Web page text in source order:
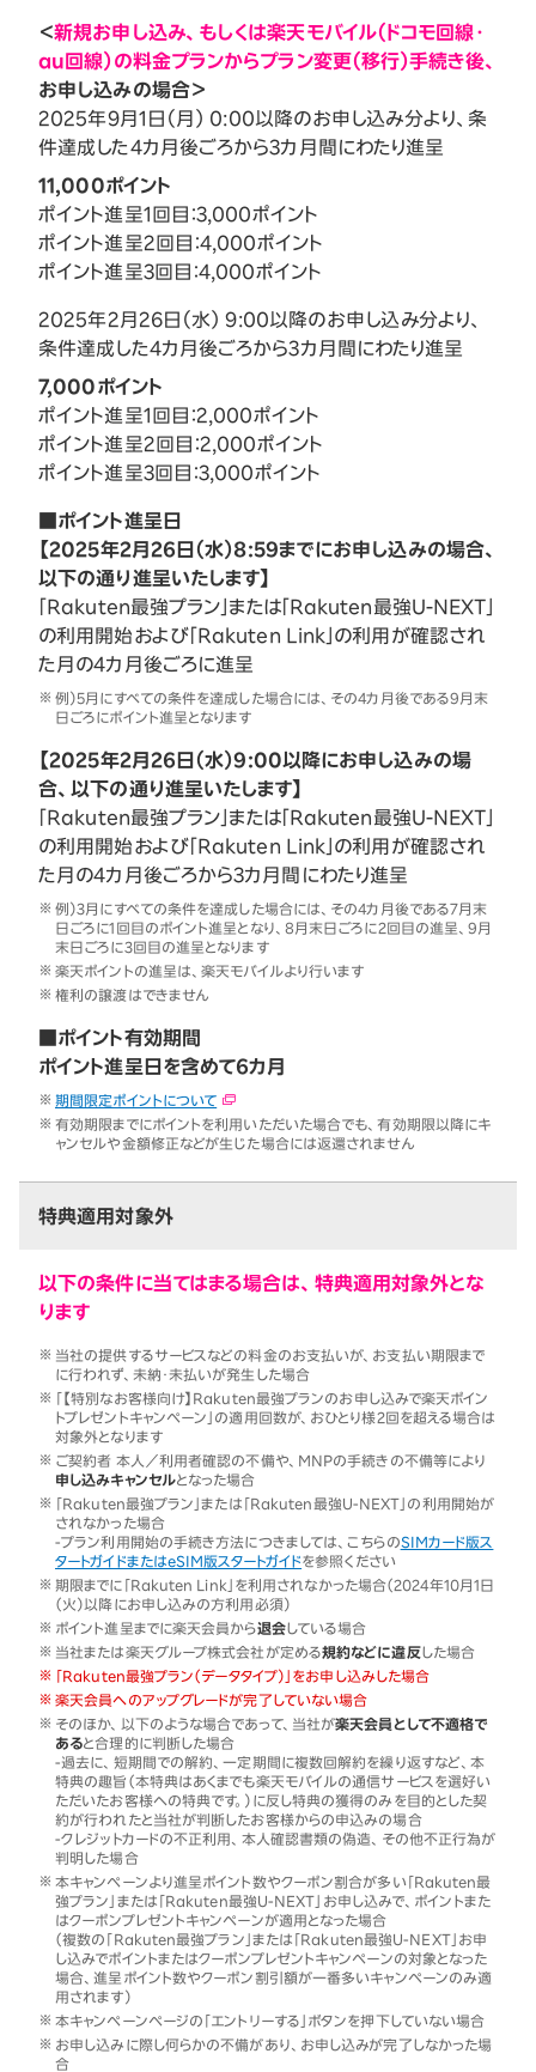
＜新規お申し込み、もしくは楽天モバイル（ドコモ回線・
au回線）の料金プランからプラン変更（移行）手続き後、
お申し込みの場合＞
2025年9月1日（月） 0:00以降のお申し込み分より、条
件達成した4カ月後ごろから3カ月間にわたり進呈
11,000ポイント
ポイント進呈1回目：3,000ポイント
ポイント進呈2回目：4,000ポイント
ポイント進呈3回目：4,000ポイント
2025年2月26日（水） 9:00以降のお申し込み分より、
条件達成した4カ月後ごろから3カ月間にわたり進呈
7,000ポイント
ポイント進呈1回目：2,000ポイント
ポイント進呈2回目：2,000ポイント
ポイント進呈3回目：3,000ポイント
■ポイント進呈日
【2025年2月26日（水）8:59までにお申し込みの場合、
以下の通り進呈いたします】
「Rakuten最強プラン」または「Rakuten最強U-NEXT」
の利用開始および「Rakuten Link」の利用が確認され
た月の4カ月後ごろに進呈
例）5月にすべての条件を達成した場合には、その4カ月後である9月末
日ごろにポイント進呈となります
【2025年2月26日（水）9:00以降にお申し込みの場
合、以下の通り進呈いたします】
「Rakuten最強プラン」または「Rakuten最強U-NEXT」
の利用開始および「Rakuten Link」の利用が確認され
た月の4カ月後ごろから3カ月間にわたり進呈
例）3月にすべての条件を達成した場合には、その4カ月後である7月末
日ごろに1回目のポイント進呈となり、8月末日ごろに2回目の進呈、9月
末日ごろに3回目の進呈となります
楽天ポイントの進呈は、楽天モバイルより行います
権利の譲渡はできません
■ポイント有効期間
ポイント進呈日を含めて6カ月
期間限定ポイントについて
有効期限までにポイントを利用いただいた場合でも、有効期限以降にキ
ャンセルや金額修正などが生じた場合には返還されません
特典適用対象外
以下の条件に当てはまる場合は、特典適用対象外とな
ります
当社の提供するサービスなどの料金のお支払いが、お支払い期限まで
に行われず、未納・未払いが発生した場合
「【特別なお客様向け】Rakuten最強プランのお申し込みで楽天ポイン
トプレゼントキャンペーン」の適用回数が、おひとり様2回を超える場合は
対象外となります
ご契約者 本人／利用者確認の不備や、MNPの手続きの不備等により
申し込みキャンセルとなった場合
「Rakuten最強プラン」または「Rakuten最強U-NEXT」の利用開始が
されなかった場合
-プラン利用開始の手続き方法につきましては、こちらのSIMカード版ス
タートガイドまたはeSIM版スタートガイドを参照ください
期限までに「Rakuten Link」を利用されなかった場合（2024年10月1日
（火）以降にお申し込みの方利用必須）
ポイント進呈までに楽天会員から退会している場合
当社または楽天グループ株式会社が定める規約などに違反した場合
「Rakuten最強プラン（データタイプ）」をお申し込みした場合
楽天会員へのアップグレードが完了していない場合
そのほか、以下のような場合であって、当社が楽天会員として不適格で
あると合理的に判断した場合
-過去に、短期間での解約、一定期間に複数回解約を繰り返すなど、本
特典の趣旨（本特典はあくまでも楽天モバイルの通信サービスを選好い
ただいたお客様への特典です。）に反し特典の獲得のみを目的とした契
約が行われたと当社が判断したお客様からの申込みの場合
-クレジットカードの不正利用、本人確認書類の偽造、その他不正行為が
判明した場合
本キャンペーンより進呈ポイント数やクーポン割合が多い「Rakuten最
強プラン」または「Rakuten最強U-NEXT」お申し込みで、ポイントまた
はクーポンプレゼントキャンペーンが適用となった場合
（複数の「Rakuten最強プラン」または「Rakuten最強U-NEXT」お申
し込みでポイントまたはクーポンプレゼントキャンペーンの対象となった
場合、進呈ポイント数やクーポン割引額が一番多いキャンペーンのみ適
用されます）
本キャンペーンページの「エントリーする」ボタンを押下していない場合
お申し込みに際し何らかの不備があり、お申し込みが完了しなかった場
合